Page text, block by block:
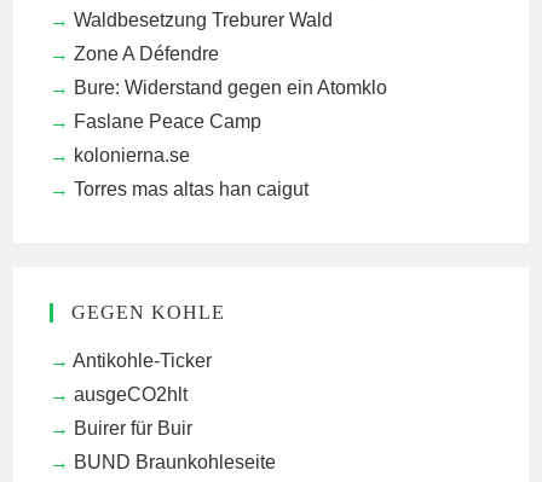
Waldbesetzung Treburer Wald
Zone A Défendre
Bure: Widerstand gegen ein Atomklo
Faslane Peace Camp
kolonierna.se
Torres mas altas han caigut
GEGEN KOHLE
Antikohle-Ticker
ausgeCO2hlt
Buirer für Buir
BUND Braunkohleseite